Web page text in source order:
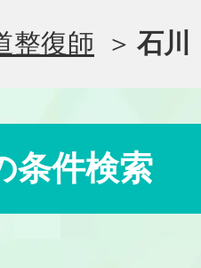
整復師 石川
条件検索